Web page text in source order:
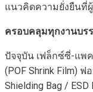
แนวคิดความยั่งยืนที่
ครอบคลุมทุกงานบร
ปัจจุบัน เฟล็กซ์ซี่-แพ
(POF Shrink Film)
Shielding Bag /